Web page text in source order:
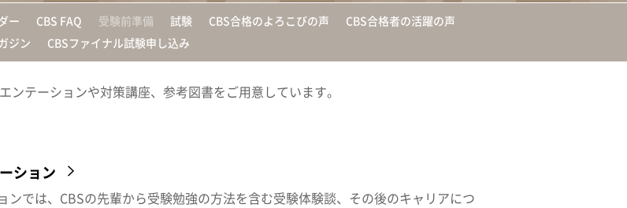
ー CBS FAQ 受験前準備 試験 CBS合格のよろこびの声
CBS合格者の活躍の声
ジン CBSファイナル試験申し込み
テーションや対策講座、参考図書をご用意しています。
ション
ンでは、CBSの先輩から受験勉強の方法を含む受験体験談、その後のキャリアにつ